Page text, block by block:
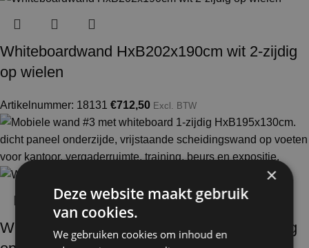
Whiteboardwand HxB202x190cm wit 2-zijdig
op wielen
Artikelnummer: 18131 €712,50 Excl. BTW
Whiteboardwand HxB195x130cm wit 1-zijdig
×
Deze website maakt gebruik
van cookies.
We gebruiken cookies om inhoud en